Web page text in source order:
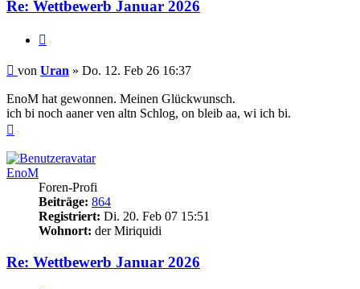
Re: Wettbewerb Januar 2026
Beitrag
von Uran » Do. 12. Feb 26 16:37
EnoM hat gewonnen. Meinen Glückwunsch.
ich bi noch aaner ven altn Schlog, on bleib aa, wi ich bi.
EnoM
Foren-Profi
Beiträge: 864
Registriert: Di. 20. Feb 07 15:51
Wohnort: der Miriquidi
Re: Wettbewerb Januar 2026